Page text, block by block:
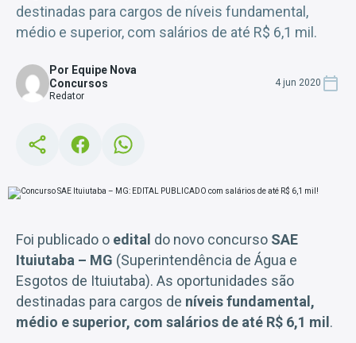
destinadas para cargos de níveis fundamental,
médio e superior, com salários de até R$ 6,1 mil.
Por Equipe Nova
Concursos
Redator
4 jun 2020
Foi publicado o edital do novo concurso SAE
Ituiutaba – MG (Superintendência de Água e
Esgotos de Ituiutaba). As oportunidades são
destinadas para cargos de níveis fundamental,
médio e superior, com salários de até R$ 6,1 mil .